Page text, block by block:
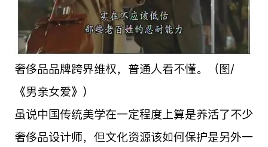
奢侈品品牌跨界维权，普通人看不懂。（图/
《男亲女爱》）
虽说中国传统美学在一定程度上算是养活了不少
奢侈品设计师，但文化资源该如何保护是另外一